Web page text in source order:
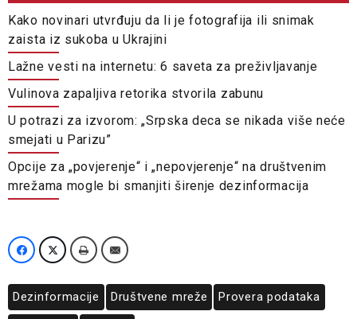
Kako novinari utvrđuju da li je fotografija ili snimak
zaista iz sukoba u Ukrajini
Lažne vesti na internetu: 6 saveta za preživljavanje
Vulinova zapaljiva retorika stvorila zabunu
U potrazi za izvorom: „Srpska deca se nikada više neće
smejati u Parizu”
Opcije za „povjerenje“ i „nepovjerenje“ na društvenim
mrežama mogle bi smanjiti širenje dezinformacija
Dezinformacije Društvene mreže Provera podataka